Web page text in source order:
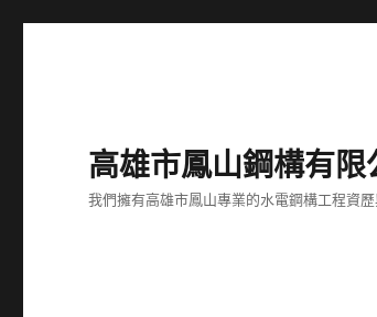
高雄市鳳山鋼構有限
我們擁有高雄市鳳山專業的水電鋼構工程資